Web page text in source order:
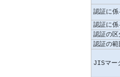
認証に
認証に
認証の区
認証の範
JISマー